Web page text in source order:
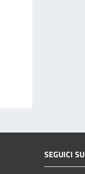
SEGUICI SU